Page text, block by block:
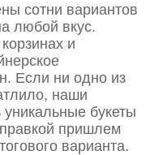
сотни вариантов
любой вкус.
и
Если ни одно из
наши
букеты
пришлем
варианта.